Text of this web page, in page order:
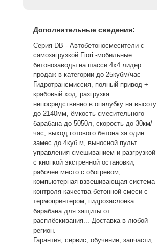
Дополнительные сведения:
Серия DB - Автобетоносмесители с
самозагрузкой Fiori -мобильные
бетонозаводы на шасси 4х4 лидер
продаж в категории до 25кубм/час
Гидротрансмиссия, полный привод +
крабовый ход, разгрузка
непосредственно в опалубку на высоту
до 2140мм, ёмкость смесительного
барабана до 5050л, скорость до 30км/
час, выход готового бетона за один
замес до 4куб.м, выносной пульт
управления смешиванием и разгрузкой
с кнопкой экстренной остановки,
рабочее место с обогревом,
компьютерная взвешивающая система
контроля качества бетонной смеси с
термопринтером, гидрозаслонка
барабана для защиты от
расплёскивания... Доставка в любой
регион.
Гарантия, сервис, обучение, запчасти,